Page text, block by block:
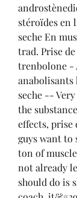
stéroïdes en
seche En
trad. Prise
trenbolone -
anabolisants
seche --
the
effects, prise
guys want to
ton of
not already
should do is